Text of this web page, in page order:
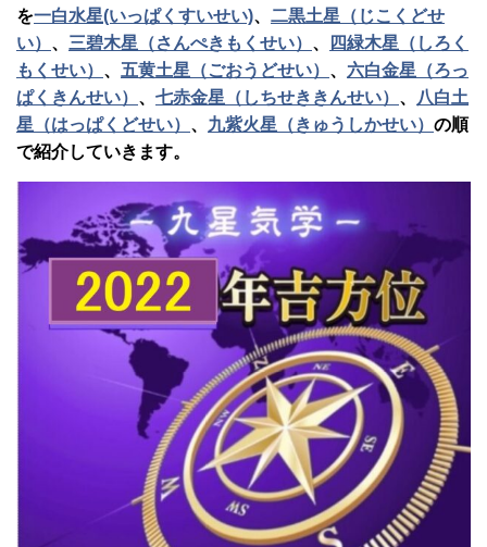
を一白水星(いっぱくすいせい)、 二黒土星（じこくどせ
い） 、 三碧木星（さんぺきもくせい） 、
四緑木星（しろく
もくせい） 、 五黄土星（ごおうどせい） 、 六白金星（ろっ
ぱくきんせい） 、 七赤金星（しちせききんせい） 、
八白土
星（はっぱくどせい） 、 九紫火星（きゅうしかせい） の順
で紹介していきます。